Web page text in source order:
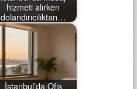
hizmeti alırken
dolandırıcılıktan…
İstanbul’da Ofis